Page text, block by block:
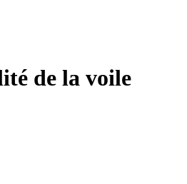
de la voile